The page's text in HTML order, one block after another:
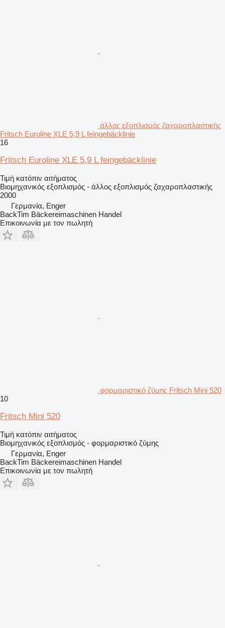
άλλος εξοπλισμός ζαχαροπλαστικής
Fritsch Euroline XLE 5,9 L feingebäcklinie
16
Fritsch Euroline XLE 5,9 L feingebäcklinie
Τιμή κατόπιν αιτήματος
Βιομηχανικός εξοπλισμός - άλλος εξοπλισμός ζαχαροπλαστικής
2000
Γερμανία, Enger
BackTim Bäckereimaschinen Handel
Επικοινωνία με τον πωλητή
φορμαριστικό ζύμης Fritsch Mini 520
10
Fritsch Mini 520
Τιμή κατόπιν αιτήματος
Βιομηχανικός εξοπλισμός - φορμαριστικό ζύμης
Γερμανία, Enger
BackTim Bäckereimaschinen Handel
Επικοινωνία με τον πωλητή